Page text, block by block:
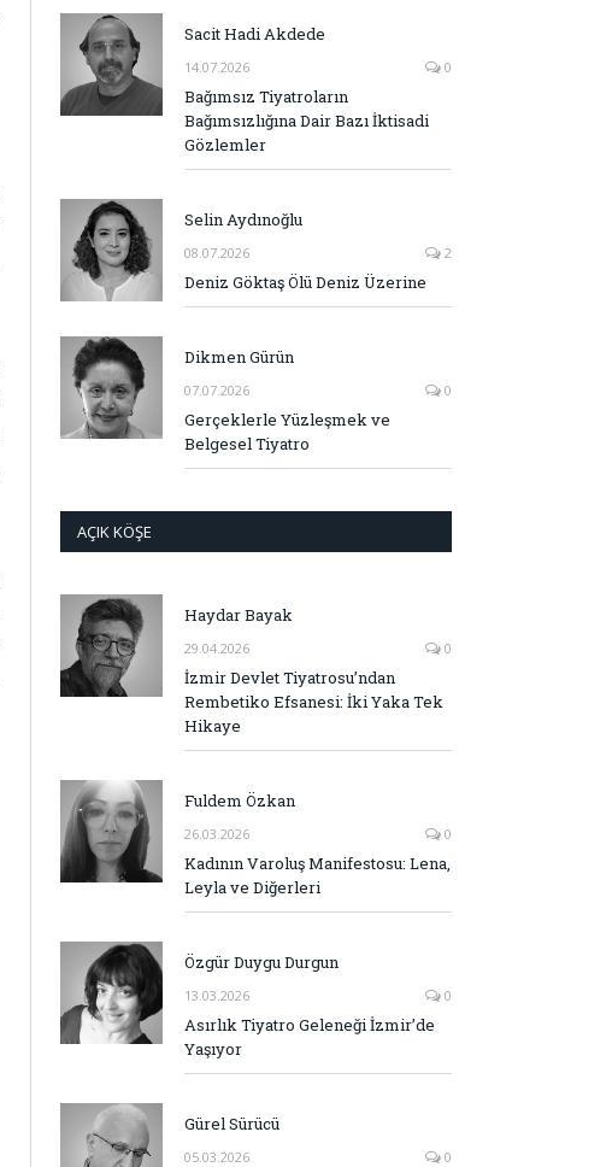
Sacit Hadi Akdede
14.07.2026 0
Bağımsız Tiyatroların
Bağımsızlığına Dair Bazı İktisadi
Gözlemler
Selin Aydınoğlu
08.07.2026 2
Deniz Göktaş Ölü Deniz Üzerine
Dikmen Gürün
07.07.2026 0
Gerçeklerle Yüzleşmek ve
Belgesel Tiyatro
AÇIK KÖŞE
Haydar Bayak
29.04.2026 0
İzmir Devlet Tiyatrosu’ndan
Rembetiko Efsanesi: İki Yaka Tek
Hikaye
Fuldem Özkan
26.03.2026 0
Kadının Varoluş Manifestosu: Lena,
Leyla ve Diğerleri
Özgür Duygu Durgun
13.03.2026 0
Asırlık Tiyatro Geleneği İzmir’de
Yaşıyor
Gürel Sürücü
05.03.2026 0